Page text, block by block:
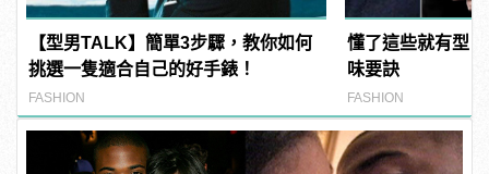
【型男TALK】簡單3步驟，教你如何
挑選一隻適合自己的好手錶！
FASHION
懂了這些就有型
味要訣
FASHION